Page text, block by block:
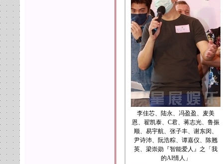
李佳芯、陆永、冯盈盈、麦美
恩、翟凯泰、C君、蒋志光、鲁振
顺、易宇航、张子丰、谢东闵、
尹诗沛、阮浩粽、谭嘉仪、陈翘
英、梁崇勋『智能爱人』之「我
的AI情人」